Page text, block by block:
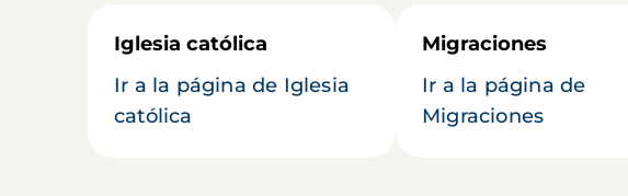
Iglesia católica
Ir a la página de Iglesia
católica
Migraciones
Ir a la página de
Migraciones